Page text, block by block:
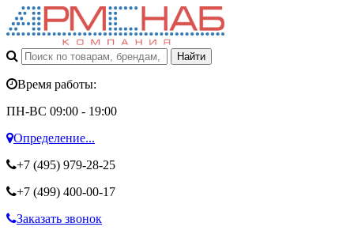
Время работы:
ПН-ВС 09:00 - 19:00
Определение...
+7 (495) 979-28-25
+7 (499) 400-00-17
Заказать звонок